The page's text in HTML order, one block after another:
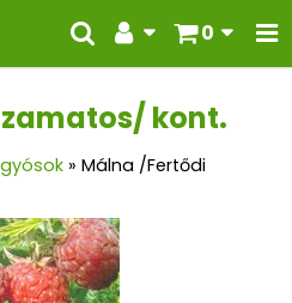
0
kont.
» Málna /Fertődi